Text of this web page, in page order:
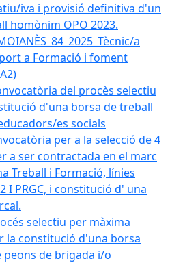
iva i provisió definitiva d'un
homònim OPO 2023.
a
a Formació i foment
del procès selectiu
d'una borsa de treball
es socials
per a la selecció de 4
a ser contractada en el marc
Treball i Formació, línies
I PRGC, i constitució d' una
selectiu per màxima
la constitució d'una borsa
peons de brigada i/o